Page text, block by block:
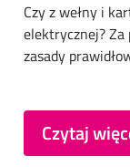
Czy z wełny i
elektrycznej? Za
zasady
Czytaj